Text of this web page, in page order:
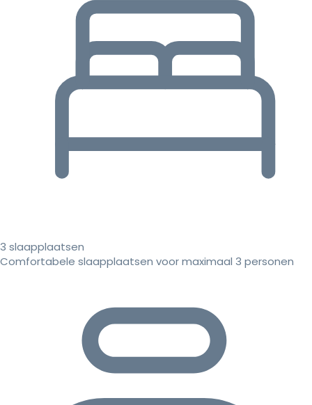
3 slaapplaatsen
Comfortabele slaapplaatsen voor maximaal 3 personen